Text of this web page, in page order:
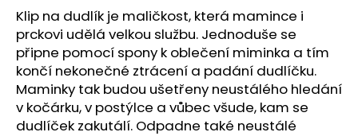
Klip na dudlík je maličkost, která mamince i
prckovi udělá velkou službu. Jednoduše se
připne pomocí spony k oblečení miminka a tím
končí nekonečné ztrácení a padání dudlíčku.
Maminky tak budou ušetřeny neustálého hledání
v kočárku, v postýlce a vůbec všude, kam se
dudlíček zakutálí. Odpadne také neustálé
HLEDAT
D
o
p